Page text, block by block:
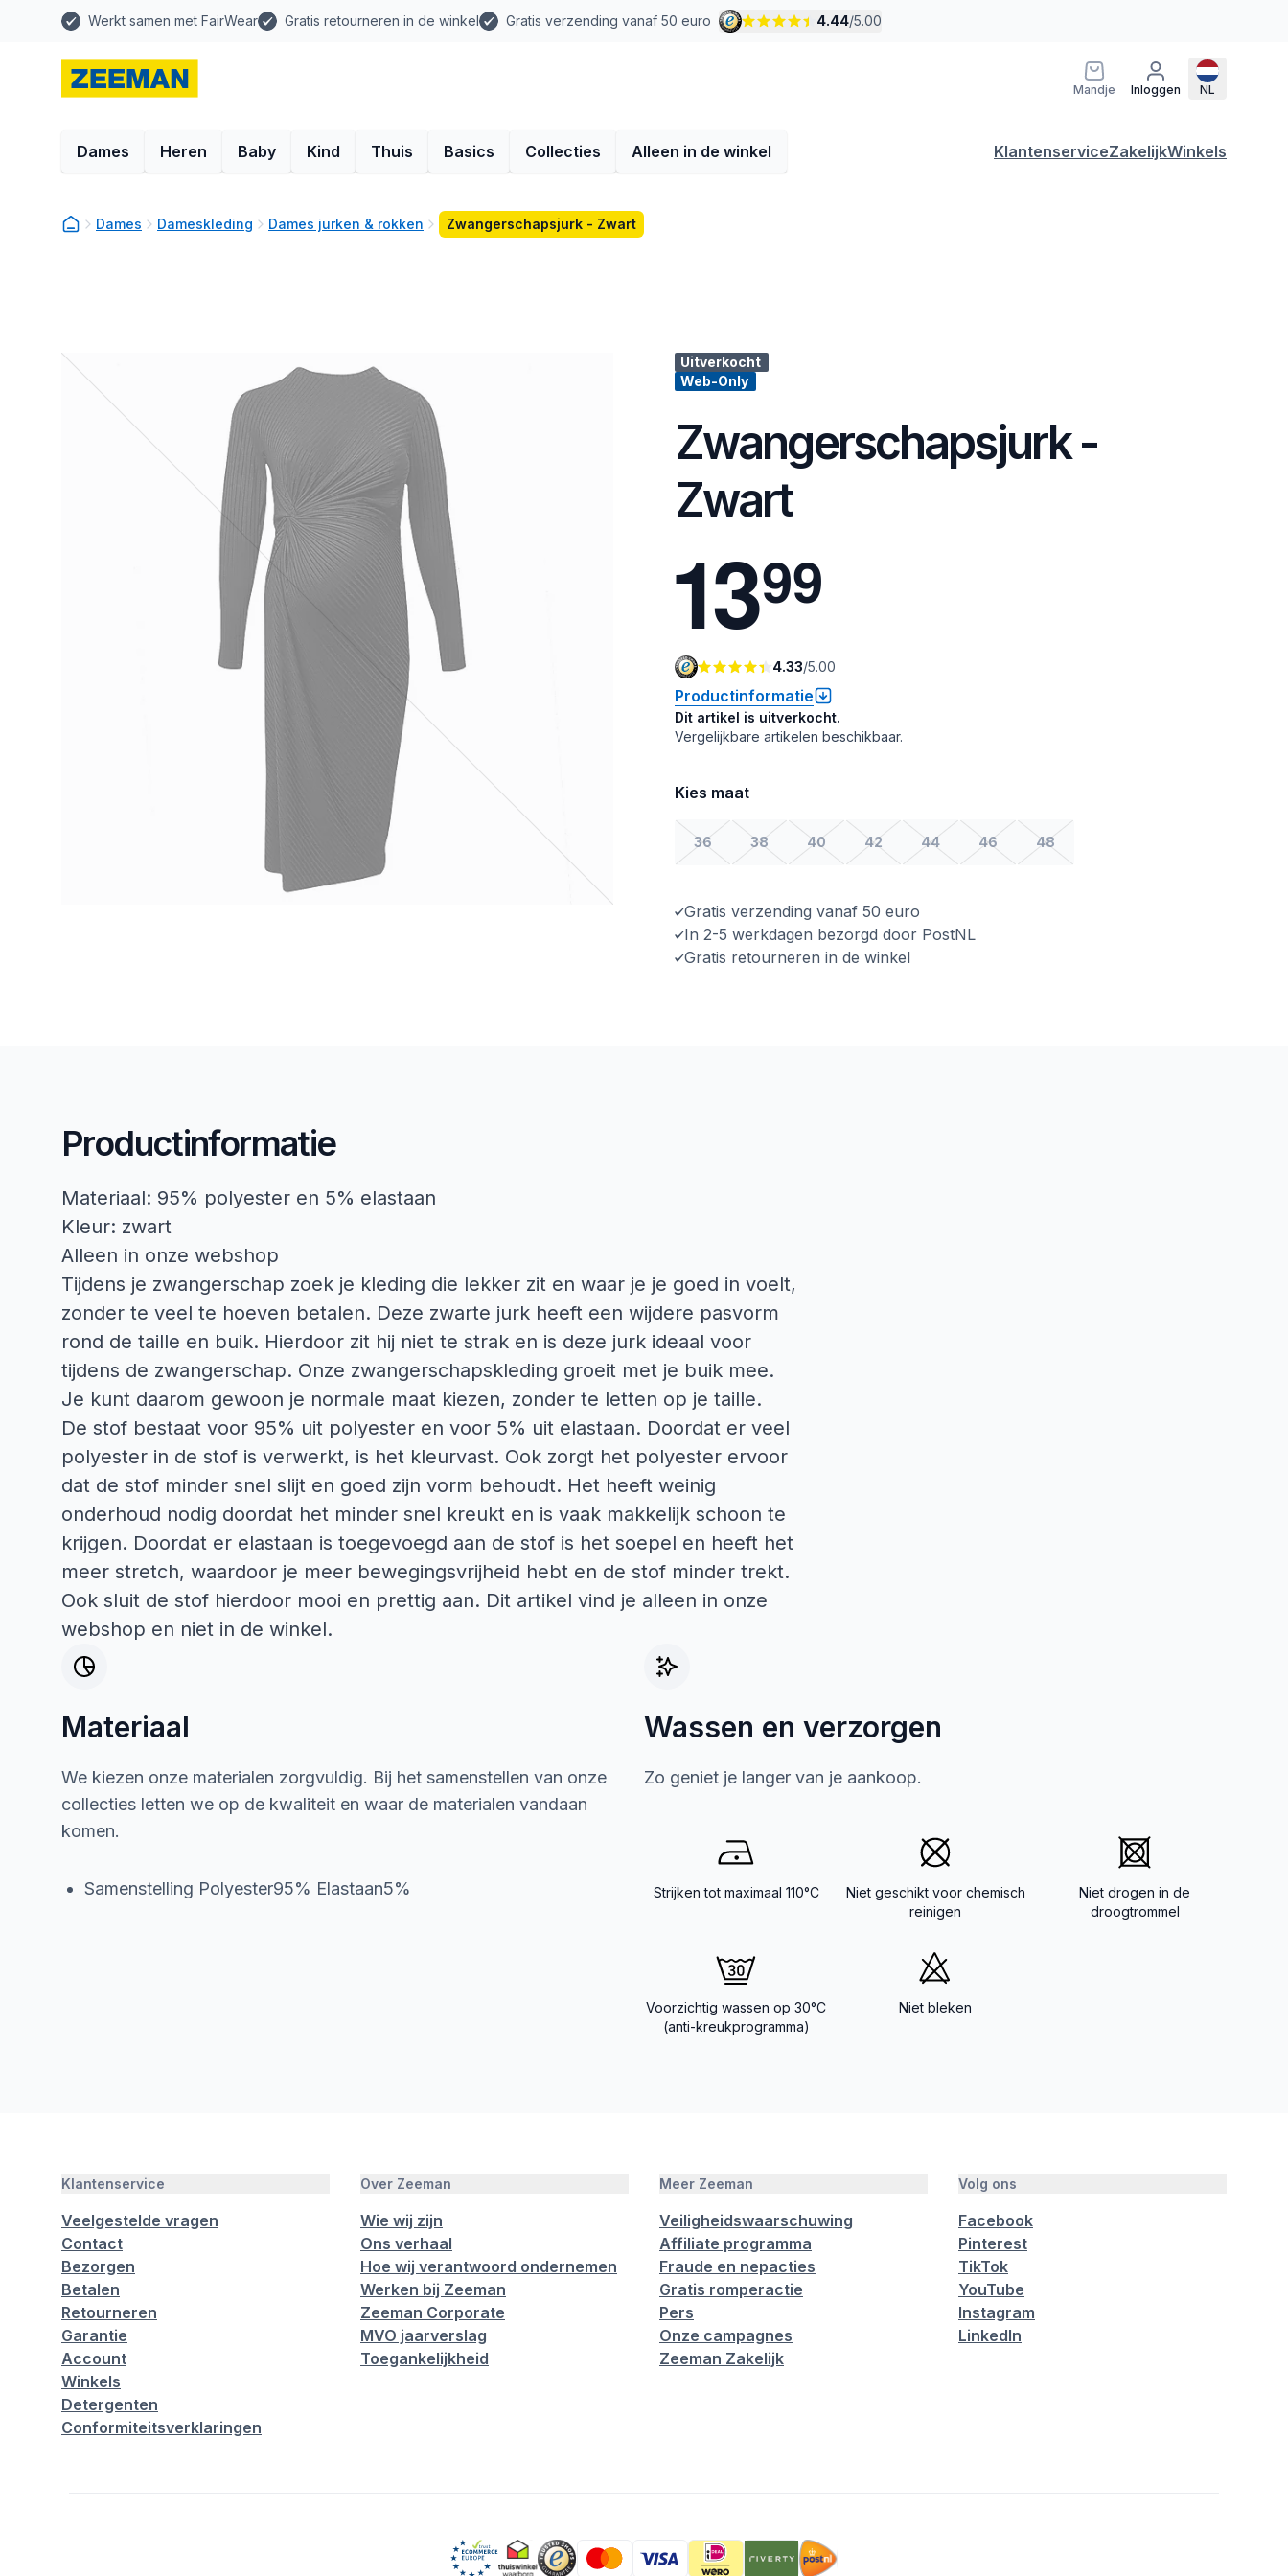
Werkt samen met FairWear Gratis retourneren in de winkel Gratis verzending vanaf 50 euro 4.44/5.00
Mandje Inloggen NL
Dames Heren Baby Kind Thuis Basics Collecties Alleen in de winkel KlantenserviceZakelijkWinkels
Dames Dameskleding Dames jurken & rokken Zwangerschapsjurk - Zwart
Uitverkocht
Web-Only
Zwangerschapsjurk -
Zwart
1399
4.33/5.00
Productinformatie
Dit artikel is uitverkocht.
Vergelijkbare artikelen beschikbaar.
Kies maat
36 38 40 42 44 46 48
Gratis verzending vanaf 50 euro
In 2-5 werkdagen bezorgd door PostNL
Gratis retourneren in de winkel
Productinformatie
Materiaal: 95% polyester en 5% elastaan
Kleur: zwart
Alleen in onze webshop
Tijdens je zwangerschap zoek je kleding die lekker zit en waar je je goed in voelt,
zonder te veel te hoeven betalen. Deze zwarte jurk heeft een wijdere pasvorm
rond de taille en buik. Hierdoor zit hij niet te strak en is deze jurk ideaal voor
tijdens de zwangerschap. Onze zwangerschapskleding groeit met je buik mee.
Je kunt daarom gewoon je normale maat kiezen, zonder te letten op je taille.
De stof bestaat voor 95% uit polyester en voor 5% uit elastaan. Doordat er veel
polyester in de stof is verwerkt, is het kleurvast. Ook zorgt het polyester ervoor
dat de stof minder snel slijt en goed zijn vorm behoudt. Het heeft weinig
onderhoud nodig doordat het minder snel kreukt en is vaak makkelijk schoon te
krijgen. Doordat er elastaan is toegevoegd aan de stof is het soepel en heeft het
meer stretch, waardoor je meer bewegingsvrijheid hebt en de stof minder trekt.
Ook sluit de stof hierdoor mooi en prettig aan. Dit artikel vind je alleen in onze
webshop en niet in de winkel.
Materiaal
We kiezen onze materialen zorgvuldig. Bij het samenstellen van onze
collecties letten we op de kwaliteit en waar de materialen vandaan
komen.
Samenstelling Polyester95% Elastaan5%
Wassen en verzorgen
Zo geniet je langer van je aankoop.
Strijken tot maximaal 110°C
Niet geschikt voor chemisch
reinigen
Niet drogen in de
droogtrommel
Voorzichtig wassen op 30°C
(anti-kreukprogramma)
Niet bleken
Klantenservice
Veelgestelde vragen
Contact
Bezorgen
Betalen
Retourneren
Garantie
Account
Winkels
Detergenten
Conformiteitsverklaringen
Over Zeeman
Wie wij zijn
Ons verhaal
Hoe wij verantwoord ondernemen
Werken bij Zeeman
Zeeman Corporate
MVO jaarverslag
Toegankelijkheid
Meer Zeeman
Veiligheidswaarschuwing
Affiliate programma
Fraude en nepacties
Gratis romperactie
Pers
Onze campagnes
Zeeman Zakelijk
Volg ons
Facebook
Pinterest
TikTok
YouTube
Instagram
LinkedIn